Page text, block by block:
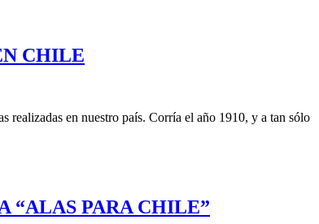
CHILE
realizadas en nuestro país. Corría el año 1910, y a tan sólo
“ALAS PARA CHILE”